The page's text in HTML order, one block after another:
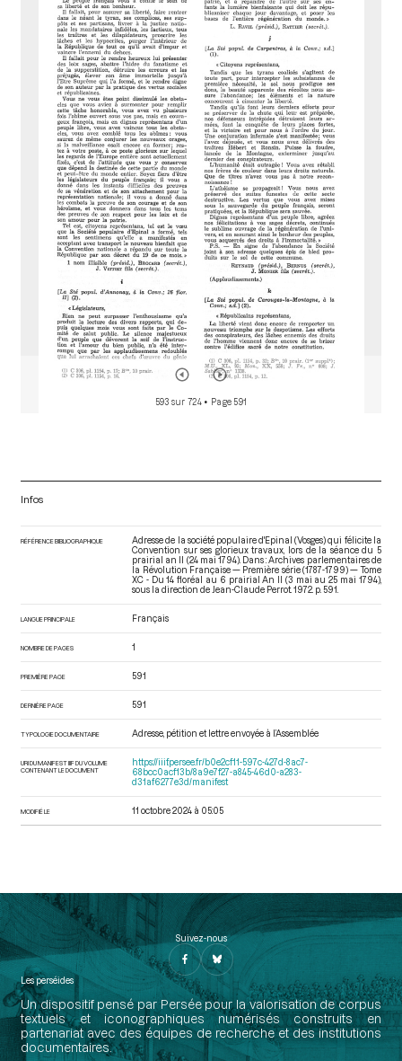
593 sur 724 • Page 591
Infos
RÉFÉRENCE BIBLIOGRAPHIQUE
Adresse de la société populaire d'Epinal (Vosges) qui félicite la
Convention sur ses glorieux travaux, lors de la séance du 5
prairial an II (24 mai 1794). Dans : Archives parlementaires de
la Révolution Française — Première série (1787-1799) — Tome
XC - Du 14 floréal au 6 prairial An II (3 mai au 25 mai 1794),
sous la direction de Jean-Claude Perrot. 1972. p. 591.
LANGUE PRINCIPALE Français
NOMBRE DE PAGES 1
PREMIÈRE PAGE 591
DERNIÈRE PAGE 591
TYPOLOGIE DOCUMENTAIRE Adresse, pétition et lettre envoyée à l’Assemblée
URI DU MANIFEST IIIF DU VOLUME
CONTENANT LE DOCUMENT
https://iiif.persee.fr/b0e2cf11-597c-427d-8ac7-
68bcc0acf13b/8a9e7f27-a845-46d0-a283-
d31af6277e3d/manifest
MODIFIÉ LE 11 octobre 2024 à 05:05
Suivez-nous
Les perséides
Un dispositif pensé par Persée pour la valorisation de corpus
textuels et iconographiques numérisés construits en
partenariat avec des équipes de recherche et des institutions
documentaires.